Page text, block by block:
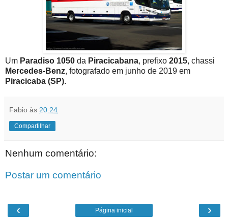
Um Paradiso 1050 da Piracicabana, prefixo 2015, chassi
Mercedes-Benz, fotografado em junho de 2019 em
Piracicaba (SP).
Fabio às 20:24
Compartilhar
Nenhum comentário:
Postar um comentário
‹ ›
Página inicial